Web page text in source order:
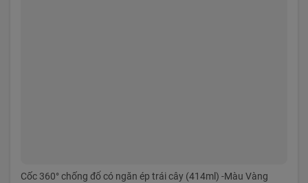
Cốc 360° chống đổ có ngăn ép trái cây (414ml) -Màu Vàng